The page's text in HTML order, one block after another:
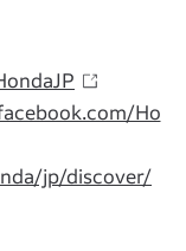
Ho
jp/discover/